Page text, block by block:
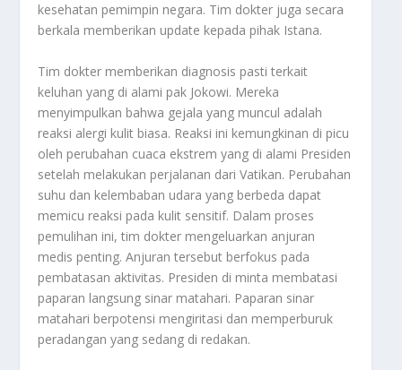
kesehatan pemimpin negara. Tim dokter juga secara
berkala memberikan update kepada pihak Istana.
Tim dokter memberikan diagnosis pasti terkait
keluhan yang di alami pak Jokowi. Mereka
menyimpulkan bahwa gejala yang muncul adalah
reaksi alergi kulit biasa. Reaksi ini kemungkinan di picu
oleh perubahan cuaca ekstrem yang di alami Presiden
setelah melakukan perjalanan dari Vatikan. Perubahan
suhu dan kelembaban udara yang berbeda dapat
memicu reaksi pada kulit sensitif. Dalam proses
pemulihan ini, tim dokter mengeluarkan anjuran
medis penting. Anjuran tersebut berfokus pada
pembatasan aktivitas. Presiden di minta membatasi
paparan langsung sinar matahari. Paparan sinar
matahari berpotensi mengiritasi dan memperburuk
peradangan yang sedang di redakan.